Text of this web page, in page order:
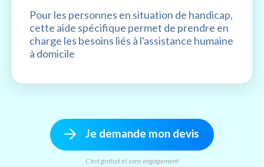
Pour les personnes en situation de handicap,
cette aide spécifique permet de prendre en
charge les besoins liés à l'assistance humaine
à domicile
Je demande mon devis
C'est gratuit et sans engagement